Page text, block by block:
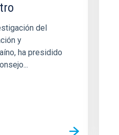
del
y
ha presidido